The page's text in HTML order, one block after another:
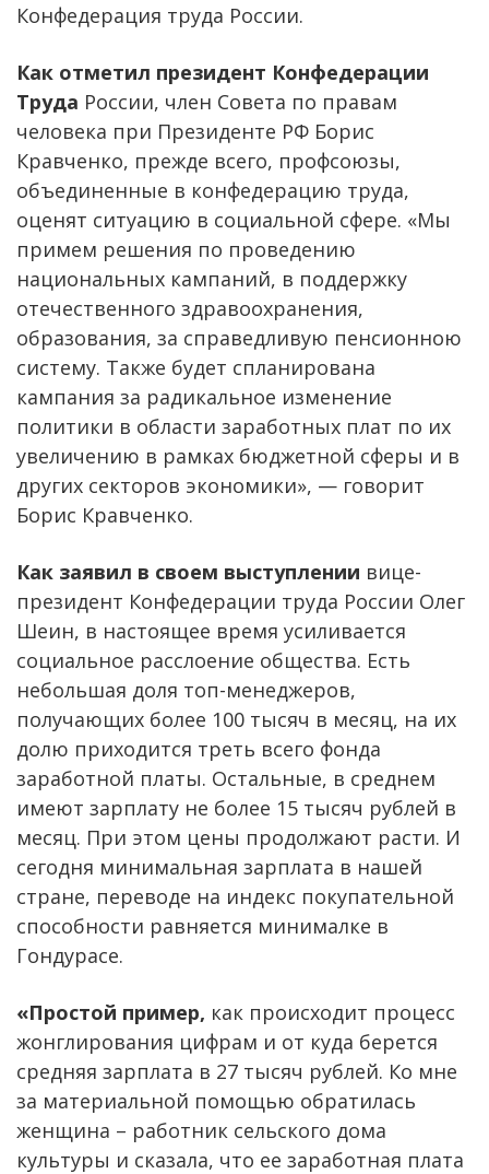
Конфедерация труда России.
Как отметил президент Конфедерации
Труда России, член Совета по правам
человека при Президенте РФ Борис
Кравченко, прежде всего, профсоюзы,
объединенные в конфедерацию труда,
оценят ситуацию в социальной сфере. «Мы
примем решения по проведению
национальных кампаний, в поддержку
отечественного здравоохранения,
образования, за справедливую пенсионною
систему. Также будет спланирована
кампания за радикальное изменение
политики в области заработных плат по их
увеличению в рамках бюджетной сферы и в
других секторов экономики», — говорит
Борис Кравченко.
Как заявил в своем выступлении вице-
президент Конфедерации труда России Олег
Шеин, в настоящее время усиливается
социальное расслоение общества. Есть
небольшая доля топ-менеджеров,
получающих более 100 тысяч в месяц, на их
долю приходится треть всего фонда
заработной платы. Остальные, в среднем
имеют зарплату не более 15 тысяч рублей в
месяц. При этом цены продолжают расти. И
сегодня минимальная зарплата в нашей
стране, переводе на индекс покупательной
способности равняется минималке в
Гондурасе.
«Простой пример, как происходит процесс
жонглирования цифрам и от куда берется
средняя зарплата в 27 тысяч рублей. Ко мне
за материальной помощью обратилась
женщина – работник сельского дома
культуры и сказала, что ее заработная плата